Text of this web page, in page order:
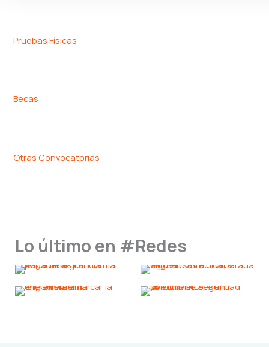
Pruebas Físicas
Becas
Otras Convocatorias
Lo último en #Redes